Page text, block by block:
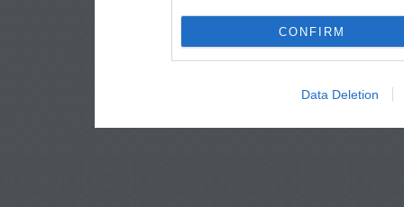
CONFIRM
Data Deletion